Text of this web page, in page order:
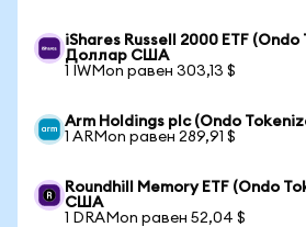
iShares Russell 2000 ETF (Ondo
Доллар США
1 IWMon равен 303,13 $
Arm Holdings plc (Ondo
1 ARMon равен 289,91 $
Roundhill Memory ETF (Ondo
США
1 DRAMon равен 52,04 $